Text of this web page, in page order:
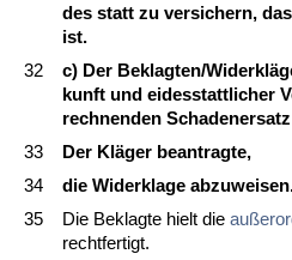
des statt zu ver­si­chern,
ist.
32
c) Der Be­klag­ten/
kunft und ei­des­statt­li­cher
rech­nen­den
33
Der Kläger be­an­trag­te,
34
die Wi­der­kla­ge
35
Die Be­klag­te hielt die
recht­fer­tigt.